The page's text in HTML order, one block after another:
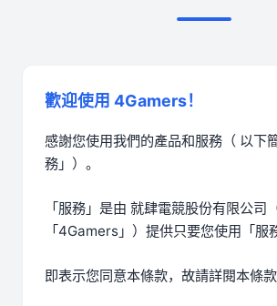
歡迎使用 4Gamers！
感謝您使用我們的產品和服務（ 以下
務」）。
「服務」是由 就肆電競股份有限公司
「4Gamers」）提供只要您使用「服
即表示您同意本條款，故請詳閱本條款